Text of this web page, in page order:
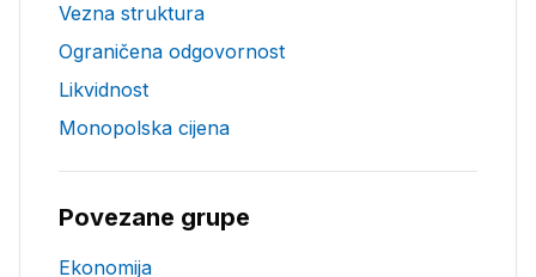
Vezna struktura
Ograničena odgovornost
Likvidnost
Monopolska cijena
Povezane grupe
Ekonomija